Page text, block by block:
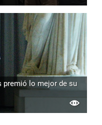
premió lo mejor de su